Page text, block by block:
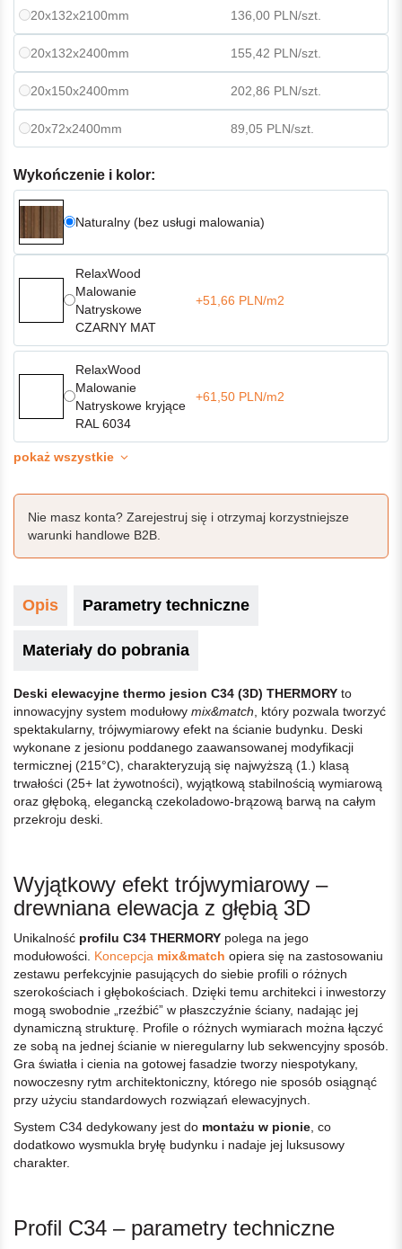
20x132x2100mm 136,00 PLN/szt.
20x132x2400mm 155,42 PLN/szt.
20x150x2400mm 202,86 PLN/szt.
20x72x2400mm 89,05 PLN/szt.
Wykończenie i kolor:
Naturalny (bez usługi malowania)
RelaxWood
Malowanie
Natryskowe
CZARNY MAT
+51,66 PLN/m2
RelaxWood
Malowanie
Natryskowe kryjące
RAL 6034
+61,50 PLN/m2
pokaż wszystkie
Nie masz konta? Zarejestruj się i otrzymaj korzystniejsze
warunki handlowe B2B.
Opis Parametry techniczne
Materiały do pobrania
Deski elewacyjne thermo jesion C34 (3D) THERMORY to
innowacyjny system modułowy mix&match , który pozwala tworzyć
spektakularny, trójwymiarowy efekt na ścianie budynku. Deski
wykonane z jesionu poddanego zaawansowanej modyfikacji
termicznej (215°C), charakteryzują się najwyższą (1.) klasą
trwałości (25+ lat żywotności), wyjątkową stabilnością wymiarową
oraz głęboką, elegancką czekoladowo-brązową barwą na całym
przekroju deski.
Wyjątkowy efekt trójwymiarowy –
drewniana elewacja z głębią 3D
Unikalność profilu C34 THERMORY polega na jego
modułowości. Koncepcja mix&match opiera się na zastosowaniu
zestawu perfekcyjnie pasujących do siebie profili o różnych
szerokościach i głębokościach. Dzięki temu architekci i inwestorzy
mogą swobodnie „rzeźbić” w płaszczyźnie ściany, nadając jej
dynamiczną strukturę. Profile o różnych wymiarach można łączyć
ze sobą na jednej ścianie w nieregularny lub sekwencyjny sposób.
Gra światła i cienia na gotowej fasadzie tworzy niespotykany,
nowoczesny rytm architektoniczny, którego nie sposób osiągnąć
przy użyciu standardowych rozwiązań elewacyjnych.
System C34 dedykowany jest do montażu w pionie , co
dodatkowo wysmukla bryłę budynku i nadaje jej luksusowy
charakter.
Profil C34 – parametry techniczne